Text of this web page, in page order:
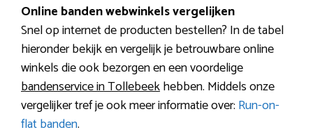
Online banden webwinkels vergelijken
Snel op internet de producten bestellen? In de tabel
hieronder bekijk en vergelijk je betrouwbare online
winkels die ook bezorgen en een voordelige
bandenservice in Tollebeekhebben. Middels onze
vergelijker tref je ook meer informatie over: Run-on-
flat banden.